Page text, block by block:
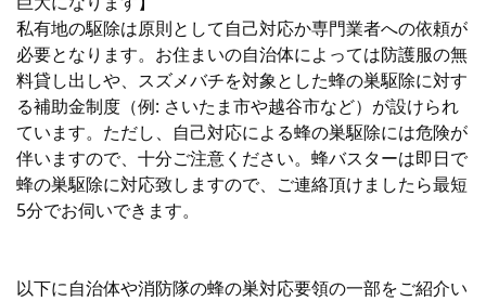
私有地の駆除は原則として自己対応か専門業者への依頼が
必要となります。お住まいの自治体によっては防護服の無
料貸し出しや、スズメバチを対象とした蜂の巣駆除に対す
る補助金制度（例: さいたま市や越谷市など）が設けられ
ています。ただし、自己対応による蜂の巣駆除には危険が
伴いますので、十分ご注意ください。蜂バスターは即日で
蜂の巣駆除に対応致しますので、ご連絡頂けましたら最短
5分でお伺いできます。
以下に自治体や消防隊の蜂の巣対応要領の一部をご紹介い